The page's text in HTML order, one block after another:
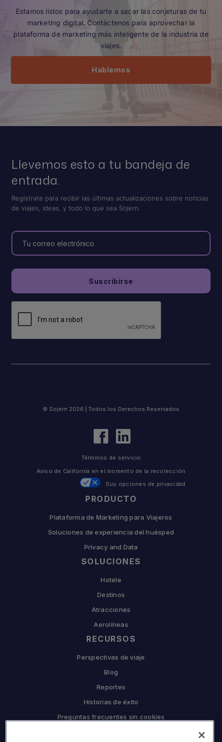
Estamos listos para ayudarte a sacar las conjeturas de tu
marketing digital. Contáctenos para aprovechar la
plataforma de marketing más inteligente de la industria de
viajes.
Hablemos
Llevemos esto a tu bandeja de
entrada.
Regístrate para recibir las últimas actualizaciones sobre noticias
de viajes, ideas, y todo lo que sea Sojern.
PRODUCTO
Plataforma de Marketing para Viajeros
Soluciones de experiencia del huésped
Privacy and Data
SOLUCIONES
Hotele
Destinos
Atracciones
Aerolíneas
RECURSOS
Perspectivas de viaje
Blog
Reportes
Historias de éxito
Preguntas frecuentes sin cookies
© Sojern 2026 | Todos los Derechos Reservados
Términos de servicio
Aviso de California en el momento de la recolección
Sus opciones de privacidad